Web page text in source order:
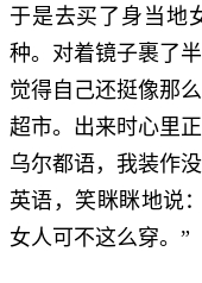
于是去买了身当地
种。对着镜子裹了
觉得自己还挺像那
超市。出来时心里
乌尔都语，我装作
英语，笑眯眯地说
女人可不这么穿。”